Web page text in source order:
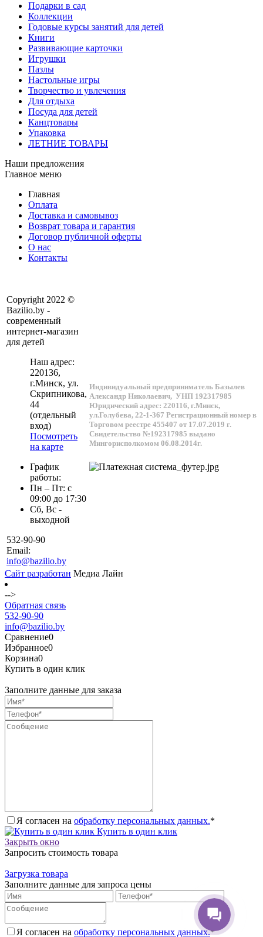
Подарки в сад
Коллекции
Годовые курсы занятий для детей
Книги
Развивающие карточки
Игрушки
Пазлы
Настольные игры
Творчество и увлечения
Для отдыха
Посуда для детей
Канцтовары
Упаковка
ЛЕТНИЕ ТОВАРЫ
Наши предложения
Главное меню
Главная
Оплата
Доставка и самовывоз
Возврат товара и гарантия
Договор публичной оферты
О нас
Контакты
Copyright 2022 ©
Bazilio.by -
современный
интернет-магазин
для детей
Наш адрес:
220136,
г.Минск, ул.
Скрипникова,
44
(отдельный
вход)
Посмотреть
на карте
График
работы:
Пн – Пт: с
09:00 до 17:30
Сб, Вс -
выходной
532-90-90
Email:
info@bazilio.by
Индивидуальный предприниматель Базылев
Александр Николаевич, УНП 192317985
Юридический адрес: 220116, г.Минск,
ул.Голубева, 22-1-367 Регистрационный номер в
Торговом реестре 455407 от 17.07.2019 г.
Свидетельство №192317985 выдано
Мингорисполкомом 06.08.2014г.
Сайт разработан Медиа Лайн
-->
Обратная связь
532-90-90
info@bazilio.by
Сравнение0
Избранное0
Корзина0
Купить в один клик
Заполните данные для заказа
Я согласен на обработку персональных данных.*
Купить в один клик
Закрыть окно
Запросить стоимость товара
Загрузка товара
Заполните данные для запроса цены
Я согласен на обработку персональных данных.*